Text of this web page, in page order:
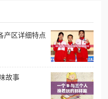
产区详细特点
故事